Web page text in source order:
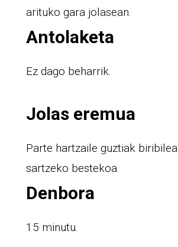
arituko gara jolasean.
Antolaketa
Ez dago beharrik.
Jolas eremua
Parte hartzaile guztiak
sartzeko bestekoa.
Denbora
15 minutu.